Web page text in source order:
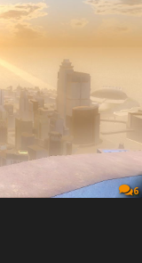
6